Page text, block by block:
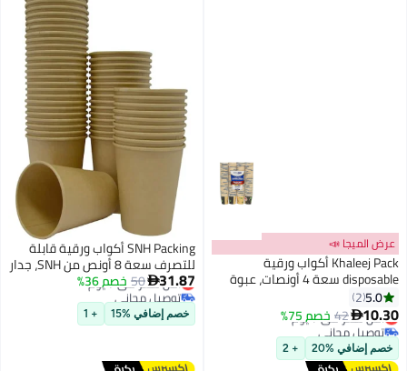
SNH Packing أكواب ورقية قابلة
للتصرف سعة 8 أونص من SNH، جدار
واحد بني، لأكواب القهوة
للمشروبات الساخنة والباردة، 150
قطعة
31.87
50 خصم 36%أقل سعر في 7 يوم
توصيل مجاني
أقل سعر في 7 يوم
خصم إضافي %15